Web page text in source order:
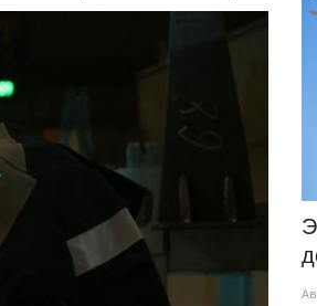
о чём говорят
с жителями